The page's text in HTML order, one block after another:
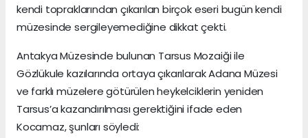
kendi topraklarından çıkarılan birçok eseri bugün kendi
müzesinde sergileyemediğine dikkat çekti.
Antakya Müzesinde bulunan Tarsus Mozaiği ile
Gözlükule kazılarında ortaya çıkarılarak Adana Müzesi
ve farklı müzelere götürülen heykelciklerin yeniden
Tarsus’a kazandırılması gerektiğini ifade eden
Kocamaz, şunları söyledi: